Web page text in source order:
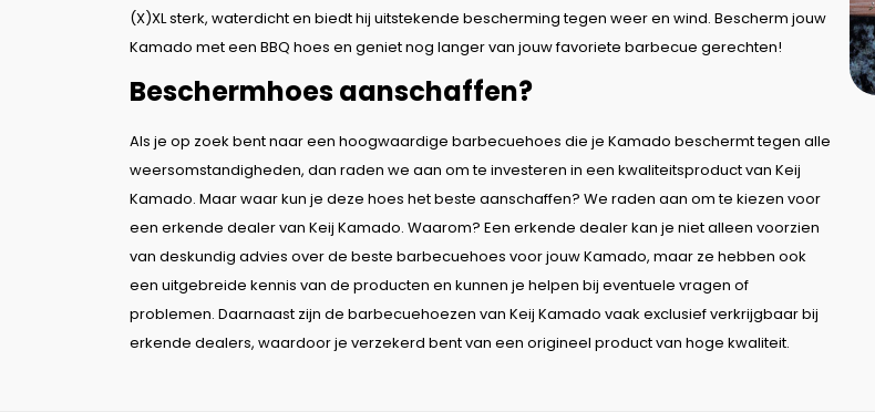
(X)XL sterk, waterdicht en biedt hij uitstekende bescherming tegen weer en wind. Bescherm jouw
Kamado met een BBQ hoes en geniet nog langer van jouw favoriete barbecue gerechten!
Beschermhoes aanschaffen?
Als je op zoek bent naar een hoogwaardige barbecuehoes die je Kamado beschermt tegen alle
weersomstandigheden, dan raden we aan om te investeren in een kwaliteitsproduct van Keij
Kamado. Maar waar kun je deze hoes het beste aanschaffen? We raden aan om te kiezen voor
een erkende dealer van Keij Kamado. Waarom? Een erkende dealer kan je niet alleen voorzien
van deskundig advies over de beste barbecuehoes voor jouw Kamado, maar ze hebben ook
een uitgebreide kennis van de producten en kunnen je helpen bij eventuele vragen of
problemen. Daarnaast zijn de barbecuehoezen van Keij Kamado vaak exclusief verkrijgbaar bij
erkende dealers, waardoor je verzekerd bent van een origineel product van hoge kwaliteit.